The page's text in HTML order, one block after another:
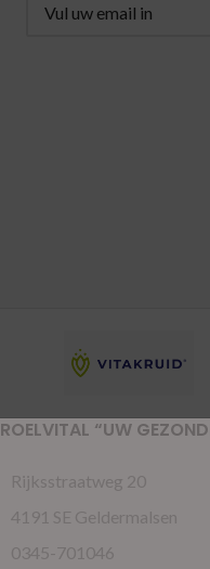
ROELVITAL “UW
Rijksstraatweg 20
4191 SE Geldermalsen
0345-701046